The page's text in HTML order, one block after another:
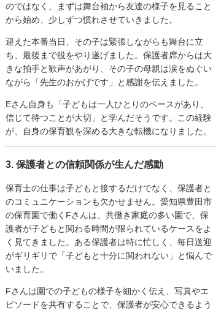
のではなく、まずは舞台袖から友達の様子を見ること
から始め、少しずつ慣れさせていきました。
迎えた本番当日、その子は緊張しながらも舞台に立
ち、最後まで役をやり遂げました。保護者席からは大
きな拍手と歓声があがり、その子の母親は涙をぬぐい
ながら「先生のおかげです」と感謝を伝えました。
Eさん自身も「子どもは一人ひとりのペースがあり、
信じて待つことが大切」と学んだそうです。この経験
が、自身の保育観を深める大きな転機になりました。
3. 保護者との信頼関係が生んだ感動
保育士の仕事は子どもと接するだけでなく、保護者と
のコミュニケーションも欠かせません。愛知県豊田市
の保育園で働くFさんは、共働き家庭の多い園で、保
護者が子どもと関わる時間が限られているケースをよ
く見てきました。ある保護者は特に忙しく、毎日送迎
がギリギリで「子どもと十分に関われない」と悩んで
いました。
Fさんは園での子どもの様子を細かく伝え、写真やエ
ピソードを共有することで、保護者が安心できるよう